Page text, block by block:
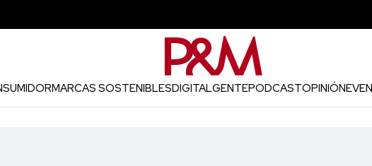
MARCAS SOSTENIBLESDIGITALGENTEPODCASTOPINIÓN